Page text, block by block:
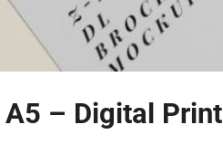
– Digital Print